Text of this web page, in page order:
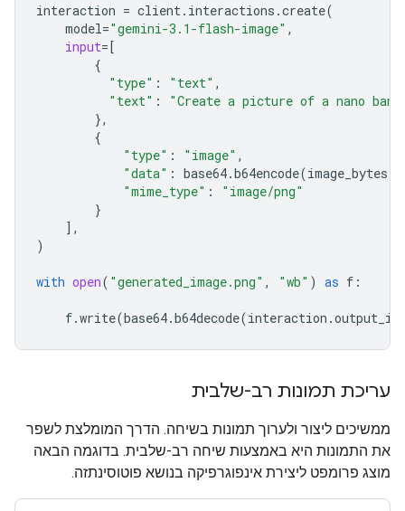
interaction = client. interactions .create(
model="gemini-3.1-flash-image" ,
input=[
{
"type" : "text" ,
"text" :
"Create a picture of a nano
},
{
"type" : "image" ,
"data" : base64.b64encode(image_bytes
"mime_type" :
"image/png"
}
],
)
with open( "generated_image.png" , "wb" ) as f :
f.write(base64.b64decode(interaction .
עריכת תמונות רב-שלבית
ממשיכים ליצור ולערוך תמונות בשיחה. הדרך המומלצת לשפר
את התמונות היא באמצעות שיחה רב-שלבית. בדוגמה הבאה
מוצג פרומפט ליצירת אינפוגרפיקה בנושא פוטוסינתזה.